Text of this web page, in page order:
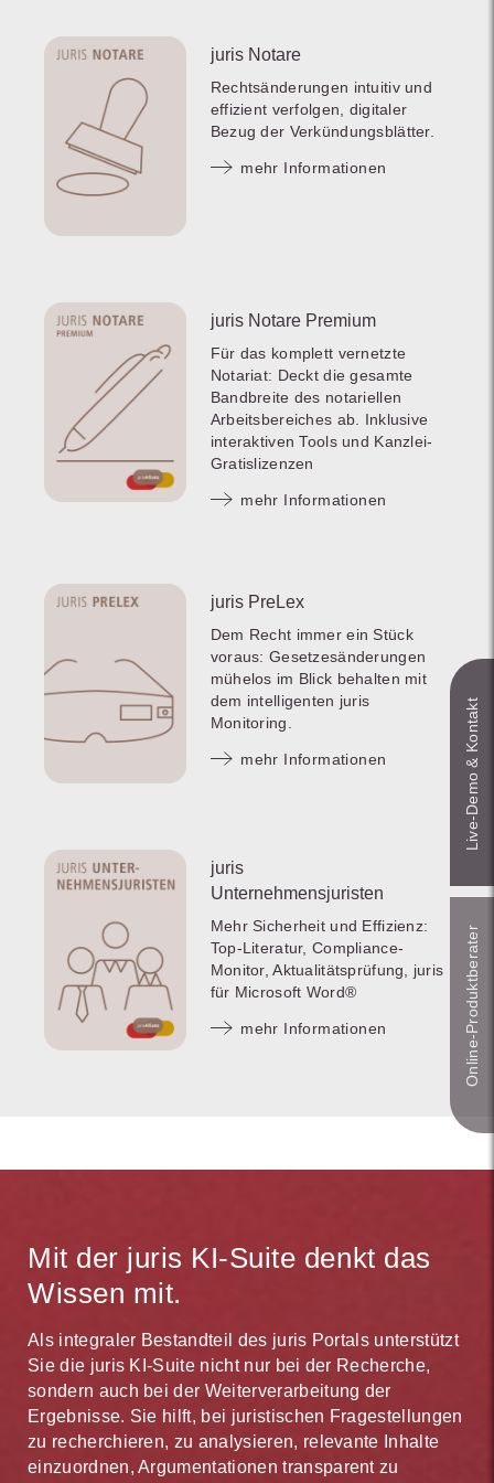
juris Notare
Rechtsänderungen intuitiv und
effizient verfolgen, digitaler
Bezug der Verkündungsblätter.
mehr Informationen
juris Notare Premium
Für das komplett vernetzte
Notariat: Deckt die gesamte
Bandbreite des notariellen
Arbeitsbereiches ab. Inklusive
interaktiven Tools und Kanzlei-
Gratislizenzen
mehr Informationen
juris PreLex
Dem Recht immer ein Stück
voraus: Gesetzesänderungen
mühelos im Blick behalten mit
dem intelligenten juris
Monitoring.
mehr Informationen
juris
Unternehmensjuristen
Mehr Sicherheit und Effizienz:
Top-Literatur, Compliance-
Monitor, Aktualitätsprüfung, juris
für Microsoft Word®
mehr Informationen
Mit der juris KI-Suite denkt das
Wissen mit.
Als integraler Bestandteil des juris Portals unterstützt
Sie die juris KI-Suite nicht nur bei der Recherche,
sondern auch bei der Weiterverarbeitung der
Ergebnisse. Sie hilft, bei juristischen Fragestellungen
zu recherchieren, zu analysieren, relevante Inhalte
einzuordnen, Argumentationen transparent zu
Live‑Demo & Kontakt
Online-Produkt­berater